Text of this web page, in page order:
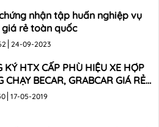
nhận tập huấn nghiệp vụ
giá rẻ toàn quốc
24-09-2023
KÝ HTX CẤP PHÙ HIỆU XE HỢP
CHẠY BECAR, GRABCAR GIÁ RẺ
17-05-2019